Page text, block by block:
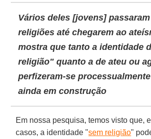
Vários deles [jovens]
religiões até chegarem ao
mostra que tanto a identidade
religião" quanto a de ateu ou
perfizeram-se
ainda em construção
Em nossa pesquisa, temos visto que,
casos, a identidade "sem religião"